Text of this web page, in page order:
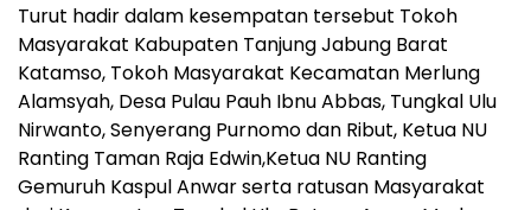
Turut hadir dalam kesempatan tersebut Tokoh
Masyarakat Kabupaten Tanjung Jabung Barat
Katamso, Tokoh Masyarakat Kecamatan Merlung
Alamsyah, Desa Pulau Pauh Ibnu Abbas, Tungkal Ulu
Nirwanto, Senyerang Purnomo dan Ribut, Ketua NU
Ranting Taman Raja Edwin,Ketua NU Ranting
Gemuruh Kaspul Anwar serta ratusan Masyarakat